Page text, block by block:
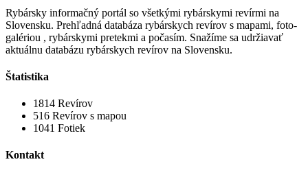
Rybársky informačný portál so všetkými rybárskymi revírmi na
Slovensku. Prehľadná databáza rybárskych revírov s mapami, foto-
galériou , rybárskymi pretekmi a počasím. Snažíme sa udržiavať
aktuálnu databázu rybárskych revírov na Slovensku.
Štatistika
1814 Revírov
516 Revírov s mapou
1041 Fotiek
Kontakt